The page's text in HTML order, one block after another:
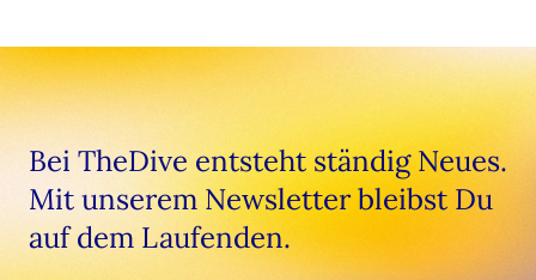
Bei TheDive entsteht ständig Neues.
Mit unserem Newsletter bleibst Du
auf dem Laufenden.